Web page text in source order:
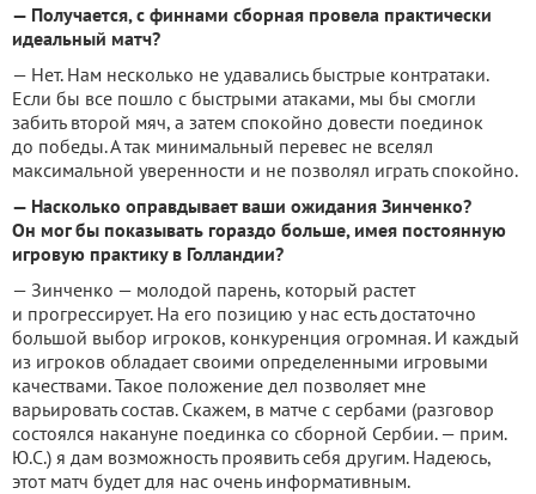
— Получается, с финнами сборная провела практически
идеальный матч?
— Нет. Нам несколько не удавались быстрые контратаки.
Если бы все пошло с быстрыми атаками, мы бы смогли
забить второй мяч, а затем спокойно довести поединок
до победы. А так минимальный перевес не вселял
максимальной уверенности и не позволял играть спокойно.
— Насколько оправдывает ваши ожидания Зинченко?
Он мог бы показывать гораздо больше, имея постоянную
игровую практику в Голландии?
— Зинченко — молодой парень, который растет
и прогрессирует. На его позицию у нас есть достаточно
большой выбор игроков, конкуренция огромная. И каждый
из игроков обладает своими определенными игровыми
качествами. Такое положение дел позволяет мне
варьировать состав. Скажем, в матче с сербами (разговор
состоялся накануне поединка со сборной Сербии. — прим.
Ю.С.) я дам возможность проявить себя другим. Надеюсь,
этот матч будет для нас очень информативным.